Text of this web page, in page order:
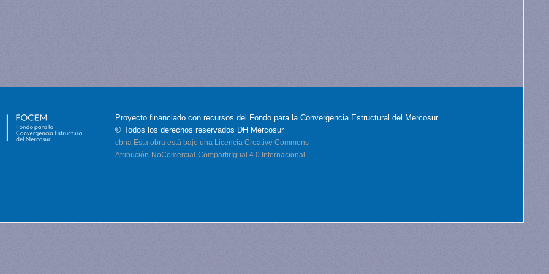
Proyecto financiado con recursos del Fondo para la Convergencia Estructural del Mercosur
© Todos los derechos reservados DH Mercosur
cbna Esta obra está bajo una Licencia Creative Commons
Atribución-NoComercial-CompartirIgual 4.0 Internacional.